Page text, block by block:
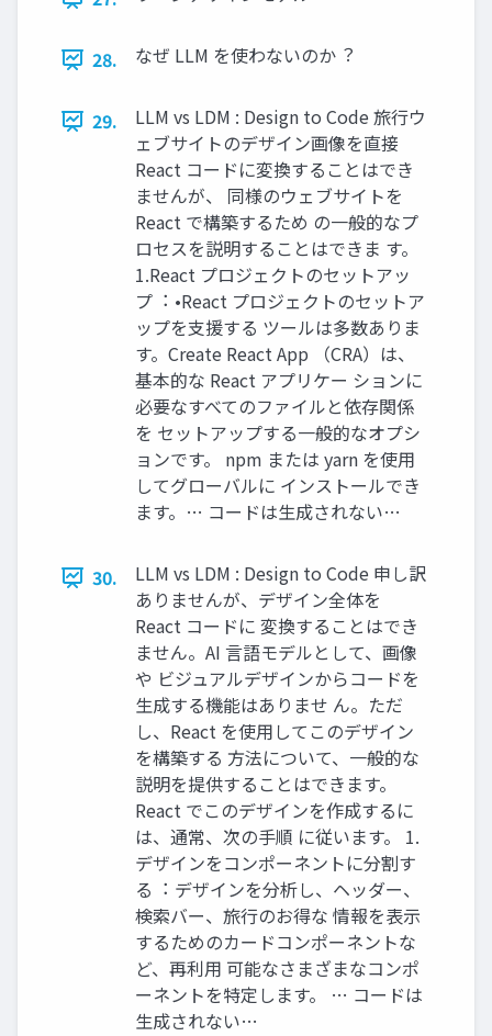
28. なぜ LLM を使わないのか︖
29.
LLM vs LDM : Design to Code 旅⾏ウ
ェブサイトのデザイン画像を直接
React コードに変換することはでき
ませんが、 同様のウェブサイトを
React で構築するため の⼀般的なプ
ロセスを説明することはできま す。
1.React プロジェクトのセットアッ
プ︓ •React プロジェクトのセットア
ップを⽀援する ツールは多数ありま
す。Create React App （CRA）は、
基本的な React アプリケー ションに
必要なすべてのファイルと依存関係
を セットアップする⼀般的なオプシ
ョンです。 npm または yarn を使⽤
してグローバルに インストールでき
ます。… コードは⽣成されない…
30.
LLM vs LDM : Design to Code 申し訳
ありませんが、デザイン全体を
React コードに 変換することはでき
ません。AI ⾔語モデルとして、画像
や ビジュアルデザインからコードを
⽣成する機能はありませ ん。ただ
し、React を使⽤してこのデザイン
を構築する ⽅法について、⼀般的な
説明を提供することはできます。
React でこのデザインを作成するに
は、通常、次の⼿順 に従います。 1.
デザインをコンポーネントに分割す
る︓ デザインを分析し、ヘッダー、
検索バー、旅⾏のお得な 情報を表⽰
するためのカードコンポーネントな
ど、再利⽤ 可能なさまざまなコンポ
ーネントを特定します。 … コードは
⽣成されない…